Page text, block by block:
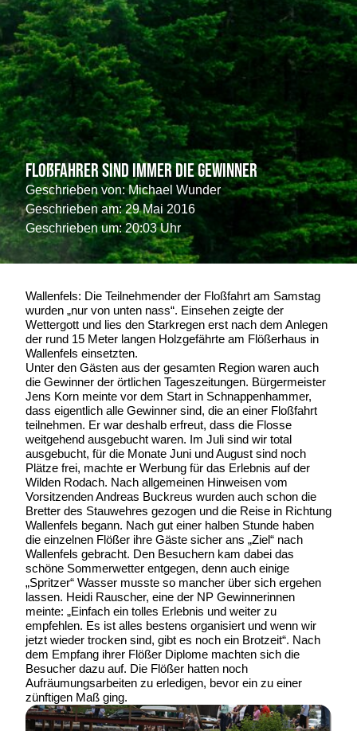
Floßfahrer sind immer die Gewinner
Geschrieben von:Michael Wunder
Geschrieben am: 29 Mai 2016
Geschrieben um: 20:03 Uhr
Wallenfels: Die Teilnehmender der Floßfahrt am Samstag
wurden „nur von unten nass“. Einsehen zeigte der
Wettergott und lies den Starkregen erst nach dem Anlegen
der rund 15 Meter langen Holzgefährte am Flößerhaus in
Wallenfels einsetzten.
Unter den Gästen aus der gesamten Region waren auch
die Gewinner der örtlichen Tageszeitungen. Bürgermeister
Jens Korn meinte vor dem Start in Schnappenhammer,
dass eigentlich alle Gewinner sind, die an einer Floßfahrt
teilnehmen. Er war deshalb erfreut, dass die Flosse
weitgehend ausgebucht waren. Im Juli sind wir total
ausgebucht, für die Monate Juni und August sind noch
Plätze frei, machte er Werbung für das Erlebnis auf der
Wilden Rodach. Nach allgemeinen Hinweisen vom
Vorsitzenden Andreas Buckreus wurden auch schon die
Bretter des Stauwehres gezogen und die Reise in Richtung
Wallenfels begann. Nach gut einer halben Stunde haben
die einzelnen Flößer ihre Gäste sicher ans „Ziel“ nach
Wallenfels gebracht. Den Besuchern kam dabei das
schöne Sommerwetter entgegen, denn auch einige
„Spritzer“ Wasser musste so mancher über sich ergehen
lassen. Heidi Rauscher, eine der NP Gewinnerinnen
meinte: „Einfach ein tolles Erlebnis und weiter zu
empfehlen. Es ist alles bestens organisiert und wenn wir
jetzt wieder trocken sind, gibt es noch ein Brotzeit“. Nach
dem Empfang ihrer Flößer Diplome machten sich die
Besucher dazu auf. Die Flößer hatten noch
Aufräumungsarbeiten zu erledigen, bevor ein zu einer
zünftigen Maß ging.